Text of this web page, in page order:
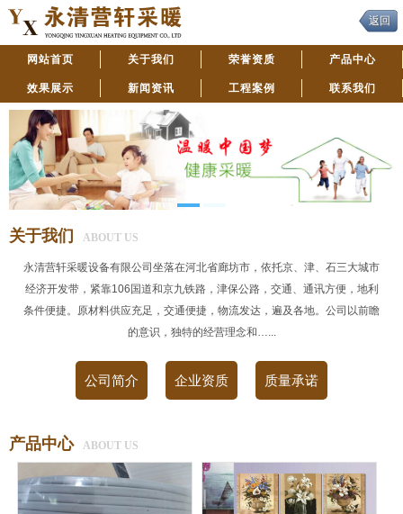
返回
网站首页 关于我们 荣誉资质 产品中心
效果展示 新闻资讯 工程案例 联系我们
关于我们 ABOUT US
永清营轩采暖设备有限公司坐落在河北省廊坊市，依托京、津、石三大城市
经济开发带，紧靠106国道和京九铁路，津保公路，交通、通讯方便，地利
条件便捷。原材料供应充足，交通便捷，物流发达，遍及各地。公司以前瞻
的意识，独特的经营理念和…...
公司简介 企业资质 质量承诺
产品中心 ABOUT US